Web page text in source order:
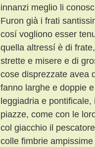
innanzi meglio li
Furon già i frati
cosí vogliono esser
quella altressí è di
strette e misere e di
cose disprezzate avea
fanno larghe e doppie
leggiadria e
piazze, come con le
col giacchio il
colle fimbrie